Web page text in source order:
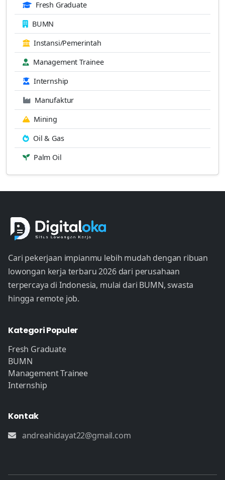
Fresh Graduate
BUMN
Instansi/Pemerintah
Management Trainee
Internship
Manufaktur
Mining
Oil & Gas
Palm Oil
Cari pekerjaan impianmu lebih mudah dengan ribuan
lowongan kerja terbaru 2026 dari perusahaan
terpercaya di Indonesia, mulai dari BUMN, swasta
hingga remote job.
Kategori Populer
Fresh Graduate
BUMN
Management Trainee
Internship
Kontak
andreahidayat22@gmail.com